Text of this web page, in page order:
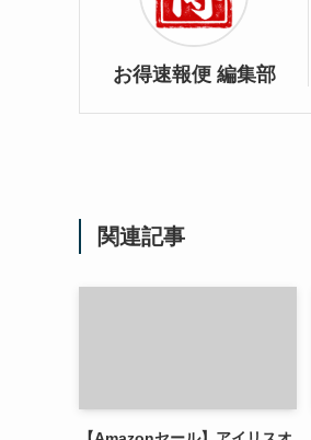
お得速報便 編集部
関連記事